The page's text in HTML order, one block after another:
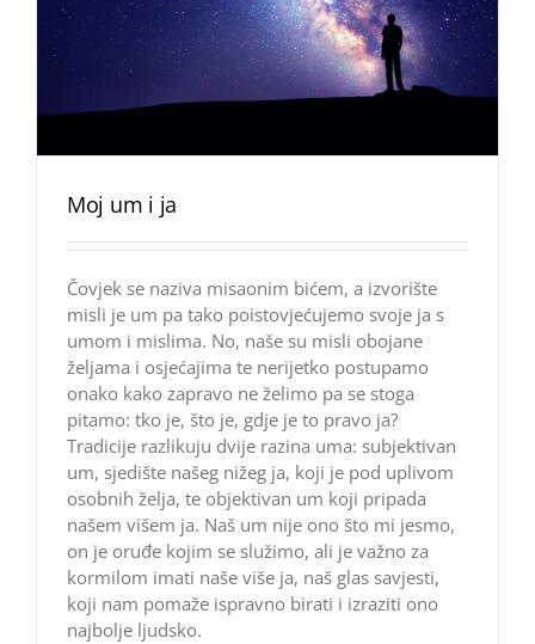
Moj um i ja
Čovjek se naziva misaonim bićem, a izvorište
misli je um pa tako poistovjećujemo svoje ja s
umom i mislima. No, naše su misli obojane
željama i osjećajima te nerijetko postupamo
onako kako zapravo ne želimo pa se stoga
pitamo: tko je, što je, gdje je to pravo ja?
Tradicije razlikuju dvije razina uma: subjektivan
um, sjedište našeg nižeg ja, koji je pod uplivom
osobnih želja, te objektivan um koji pripada
našem višem ja. Naš um nije ono što mi jesmo,
on je oruđe kojim se služimo, ali je važno za
kormilom imati naše više ja, naš glas savjesti,
koji nam pomaže ispravno birati i izraziti ono
najbolje ljudsko.